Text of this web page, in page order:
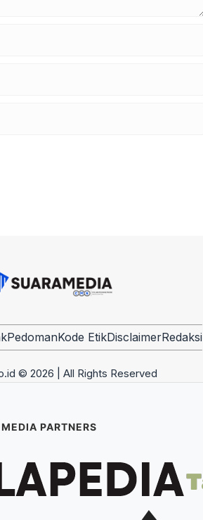
PedomanKode EtikDisclaimerRedaksi
© 2026 | All Rights Reserved
MEDIA PARTNERS